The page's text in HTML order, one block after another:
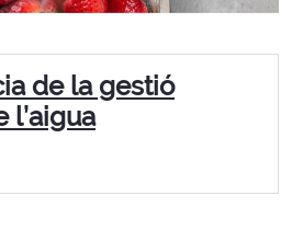
de la gestió
l’aigua